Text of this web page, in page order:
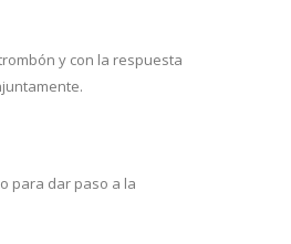
y con la respuesta
para dar paso a la